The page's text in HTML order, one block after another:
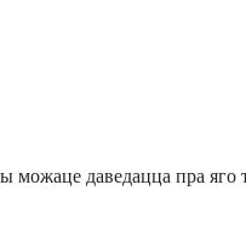
даведацца пра яго